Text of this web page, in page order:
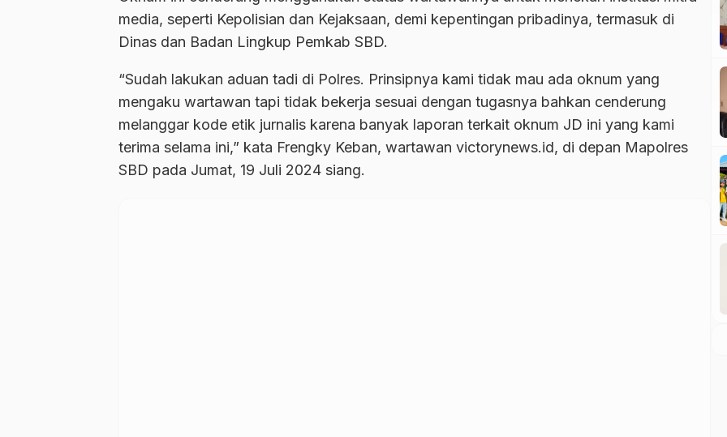
media, seperti Kepolisian dan Kejaksaan, demi kepentingan pribadinya, termasuk di
Dinas dan Badan Lingkup Pemkab SBD.
“Sudah lakukan aduan tadi di Polres. Prinsipnya kami tidak mau ada oknum yang
mengaku wartawan tapi tidak bekerja sesuai dengan tugasnya bahkan cenderung
melanggar kode etik jurnalis karena banyak laporan terkait oknum JD ini yang kami
terima selama ini,” kata Frengky Keban, wartawan victorynews.id, di depan Mapolres
SBD pada Jumat, 19 Juli 2024 siang.